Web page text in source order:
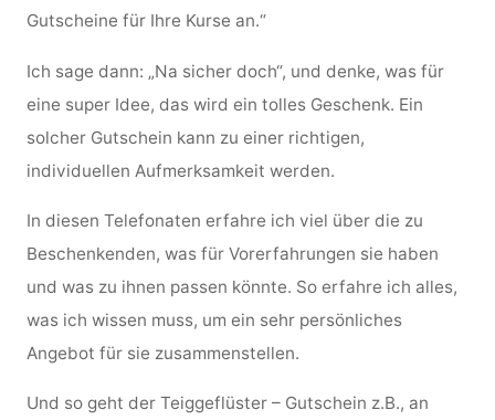
Gutscheine für Ihre Kurse an.“
Ich sage dann: „Na sicher doch“, und denke, was für
eine super Idee, das wird ein tolles Geschenk. Ein
solcher Gutschein kann zu einer richtigen,
individuellen Aufmerksamkeit werden.
In diesen Telefonaten erfahre ich viel über die zu
Beschenkenden, was für Vorerfahrungen sie haben
und was zu ihnen passen könnte. So erfahre ich alles,
was ich wissen muss, um ein sehr persönliches
Angebot für sie zusammenstellen.
Und so geht der Teiggeflüster – Gutschein z.B., an